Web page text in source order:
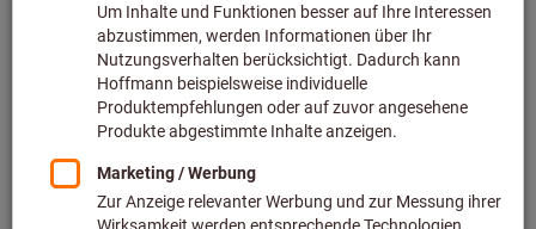
Art.-Nr.: 245A.T6
Voraussichtliche Lieferzeit: 1-
2 Wochen
Preis pro 1 Stück